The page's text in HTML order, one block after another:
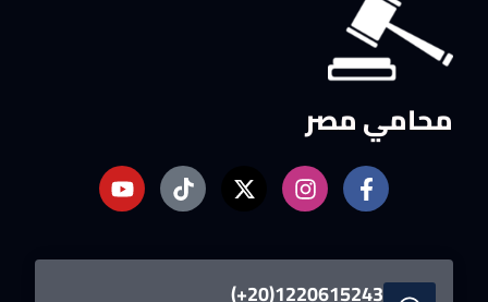
محامي مصر
1220615243(20+)